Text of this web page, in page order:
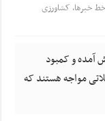
خبرها, کشاورزی
آمده و کمبود
مواجه هستند که